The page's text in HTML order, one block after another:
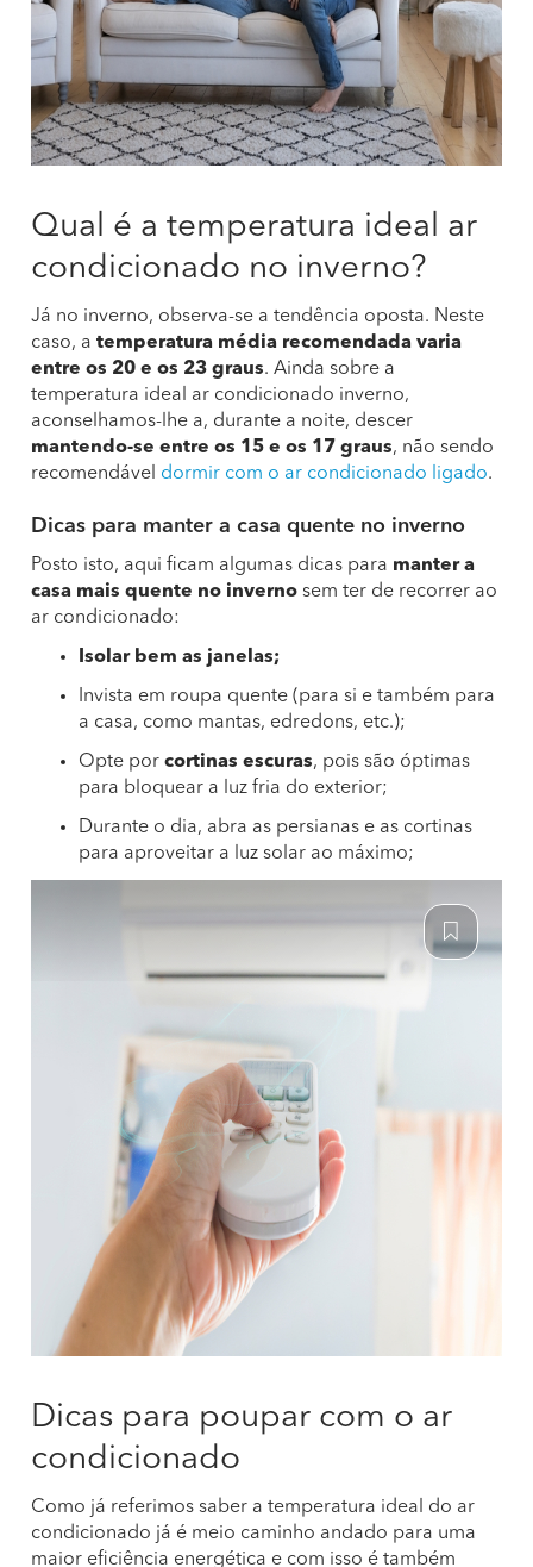
Qual é a temperatura ideal ar
condicionado no inverno?
Já no inverno, observa-se a tendência oposta. Neste
caso, a temperatura média recomendada varia
entre os 20 e os 23 graus. Ainda sobre a
temperatura ideal ar condicionado inverno,
aconselhamos-lhe a, durante a noite, descer
mantendo-se entre os 15 e os 17 graus, não sendo
recomendável dormir com o ar condicionado ligado.
Dicas para manter a casa quente no inverno
Posto isto, aqui ficam algumas dicas para manter a
casa mais quente no inverno sem ter de recorrer ao
ar condicionado:
Isolar bem as janelas;
Invista em roupa quente (para si e também para
a casa, como mantas, edredons, etc.);
Opte por cortinas escuras, pois são óptimas
para bloquear a luz fria do exterior;
Durante o dia, abra as persianas e as cortinas
para aproveitar a luz solar ao máximo;
Dicas para poupar com o ar
condicionado
Como já referimos saber a temperatura ideal do ar
condicionado já é meio caminho andado para uma
maior eficiência energética e com isso é também